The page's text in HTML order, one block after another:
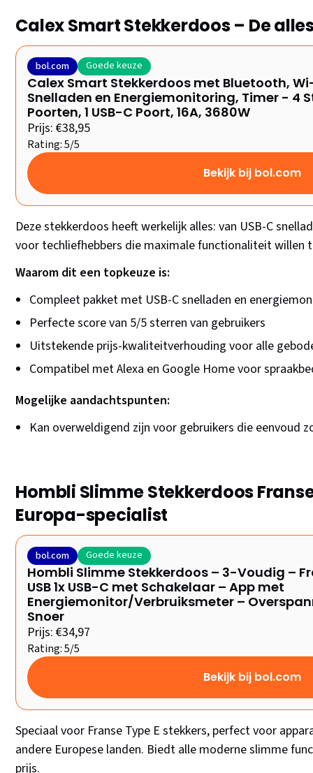
Calex Smart Stekkerdoos – De
bol.com Goede keuze
Calex Smart Stekkerdoos met Bluetooth,
Snelladen en Energiemonitoring, Timer - 4
Poorten, 1 USB-C Poort, 16A, 3680W
Prijs: €38,95
Rating: 5/5
Bekijk bij bol.com
Deze stekkerdoos heeft werkelijk alles: van USB-C
voor techliefhebbers die maximale functionaliteit willen
Waarom dit een topkeuze is:
Compleet pakket met USB-C snelladen en
Perfecte score van 5/5 sterren van gebruikers
Uitstekende prijs-kwaliteitverhouding voor alle
Compatibel met Alexa en Google Home voor
Mogelijke aandachtspunten:
Kan overweldigend zijn voor gebruikers die eenvoud
Hombli Slimme Stekkerdoos
Europa-specialist
bol.com Goede keuze
Hombli Slimme Stekkerdoos – 3-Voudig –
USB 1x USB-C met Schakelaar – App met
Energiemonitor/Verbruiksmeter –
Snoer
Prijs: €34,97
Rating: 5/5
Bekijk bij bol.com
Speciaal voor Franse Type E stekkers, perfect voor
andere Europese landen. Biedt alle moderne slimme
prijs.